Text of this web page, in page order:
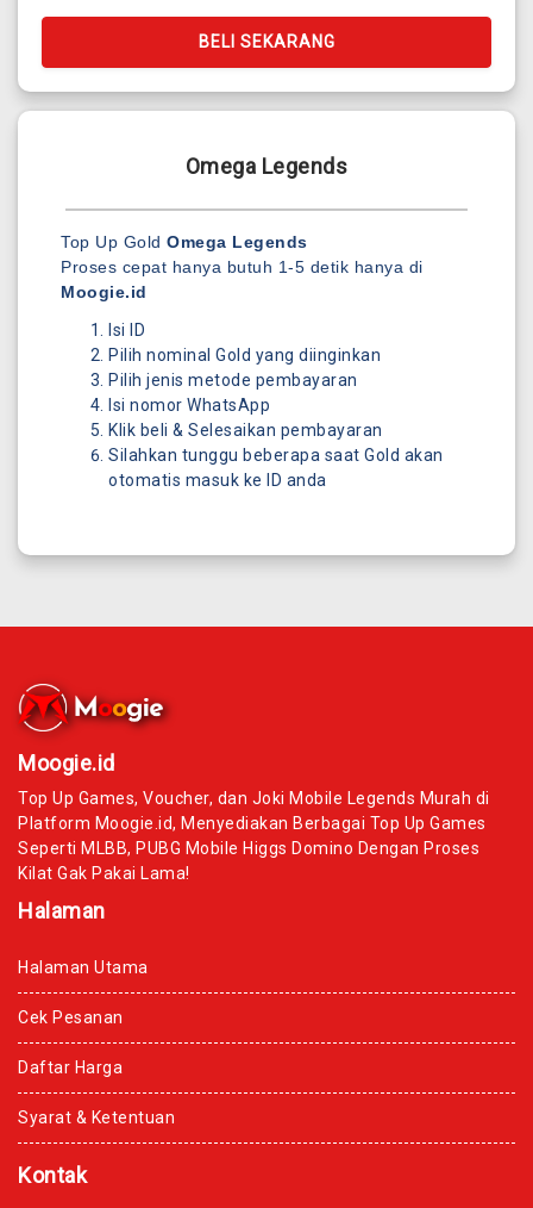
BELI SEKARANG
Omega Legends
Top Up Gold Omega Legends
Proses cepat hanya butuh 1-5 detik hanya di
Moogie.id
Isi ID
Pilih nominal Gold yang diinginkan
Pilih jenis metode pembayaran
Isi nomor WhatsApp
Klik beli & Selesaikan pembayaran
Silahkan tunggu beberapa saat Gold akan
otomatis masuk ke ID anda
Moogie.id
Top Up Games, Voucher, dan Joki Mobile Legends Murah di
Platform Moogie.id, Menyediakan Berbagai Top Up Games
Seperti MLBB, PUBG Mobile Higgs Domino Dengan Proses
Kilat Gak Pakai Lama!
Halaman
Halaman Utama
Cek Pesanan
Daftar Harga
Syarat & Ketentuan
Kontak